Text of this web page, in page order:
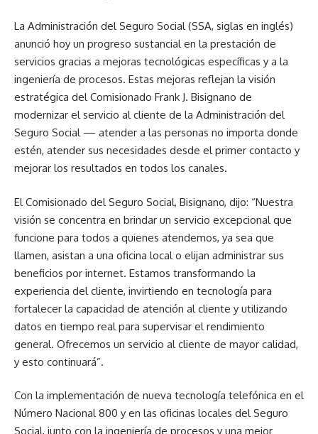
La Administración del Seguro Social (SSA, siglas en inglés)
anunció hoy un progreso sustancial en la prestación de
servicios gracias a mejoras tecnológicas específicas y a la
ingeniería de procesos. Estas mejoras reflejan la visión
estratégica del Comisionado Frank J. Bisignano de
modernizar el servicio al cliente de la Administración del
Seguro Social — atender a las personas no importa donde
estén, atender sus necesidades desde el primer contacto y
mejorar los resultados en todos los canales.
El Comisionado del Seguro Social, Bisignano, dijo: “Nuestra
visión se concentra en brindar un servicio excepcional que
funcione para todos a quienes atendemos, ya sea que
llamen, asistan a una oficina local o elijan administrar sus
beneficios por internet. Estamos transformando la
experiencia del cliente, invirtiendo en tecnología para
fortalecer la capacidad de atención al cliente y utilizando
datos en tiempo real para supervisar el rendimiento
general. Ofrecemos un servicio al cliente de mayor calidad,
y esto continuará”.
Con la implementación de nueva tecnología telefónica en el
Número Nacional 800 y en las oficinas locales del Seguro
Social, junto con la ingeniería de procesos y una mejor